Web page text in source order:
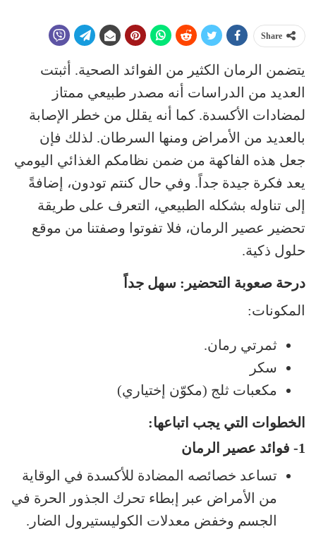
Share
يتضمن الرمان الكثير من الفوائد الصحية. أثبتت
العديد من الدراسات أنه مصدر طبيعي ممتاز
لمضادات الأكسدة. كما أنه يقلل من خطر الإصابة
بالعديد من الأمراض ومنها السرطان. لذلك فإن
جعل هذه الفاكهة من ضمن نظامكم الغذائي اليومي
يعد فكرة جيدة جداً. وفي حال كنتم تودون، إضافةً
إلى تناوله بشكله الطبيعي، التعرف على طريقة
تحضير عصير الرمان، فلا تفوتوا وصفتنا من موقع
حلول ذكية.
درحة صعوبة التحضير: سهل جداً
المكونات:
ثمرتي رمان.
سكر
مكعبات ثلج (مكوّن إختياري)
الخطوات التي يجب اتباعها:
1- فوائد عصير الرمان
تساعد خصائصه المضادة للأكسدة في الوقاية
من الأمراض عبر إبطاء تحرك الجذور الحرة في
الجسم وخفض معدلات الكوليستيرول الضار.